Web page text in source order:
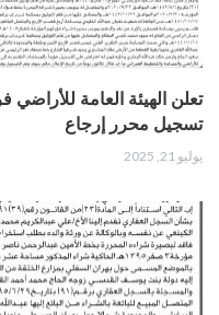
تعلن الهيئة العامة للأراضي
تسجيل محرر إرجاع
يوليو 21, 2025